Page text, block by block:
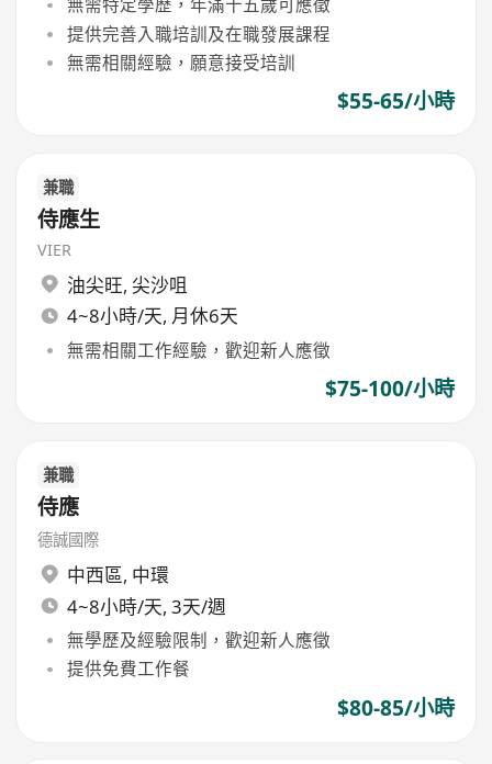
提供完善入職培訓及在職發展課程
無需相關經驗，願意接受培訓
$55-65/小時
兼職
侍應生
VIER
油尖旺, 尖沙咀
4~8小時/天, 月休6天
無需相關工作經驗，歡迎新人應徵
$75-100/小時
兼職
侍應
德誠國際
中西區, 中環
4~8小時/天, 3天/週
無學歷及經驗限制，歡迎新人應徵
提供免費工作餐
$80-85/小時